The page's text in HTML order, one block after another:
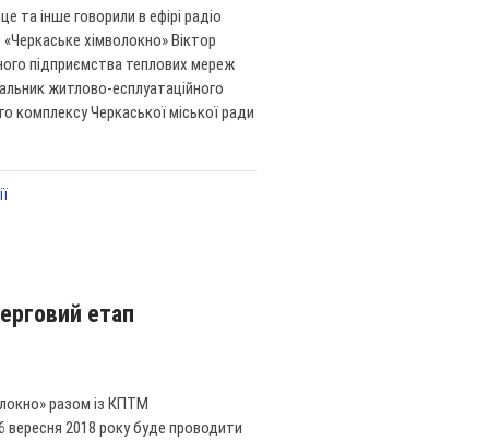
та інше говорили в ефірі радіо
хімволокно» Віктор
підприємства теплових мереж
житлово-есплуатаційного
комплексу Черкаської міської ради
етап
разом із КПТМ
вересня 2018 року буде проводити